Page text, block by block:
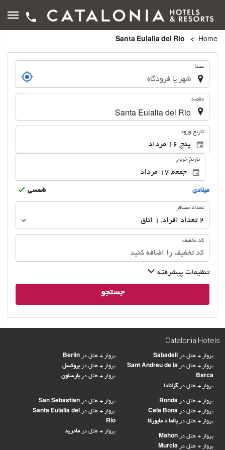
Home
سفرمبدا
مقصد
تاریخ ورود
تاریخ خروج
ميلادى شمسى
تعداد
تعداد مسافر
2 تعداد افراد ,
1 اتاق
کد تخفیف
تنظیمات پیشرفته
جستجو
Catalonia Hotels
پرواز + هتل در
پرواز + هتل در بروکسل
پرواز + هتل در بارسلون
پرواز + هتل در
پرواز + هتل در Sant Andreu de la
Barca
پرواز + هتل در گرانادا
پرواز + هتل در
پرواز + هتل در Santa Eulalia del
Rio
پرواز + هتل در مادرید
پرواز + هتل در
پرواز + هتل در
پرواز + هتل در پالما د مایورکا
پرواز + هتل در
پرواز + هتل در